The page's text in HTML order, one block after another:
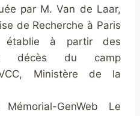
par M. Van de Laar,
de Recherche à Paris
établie à partir des
décès du camp
Ministère de la
GenWeb Le